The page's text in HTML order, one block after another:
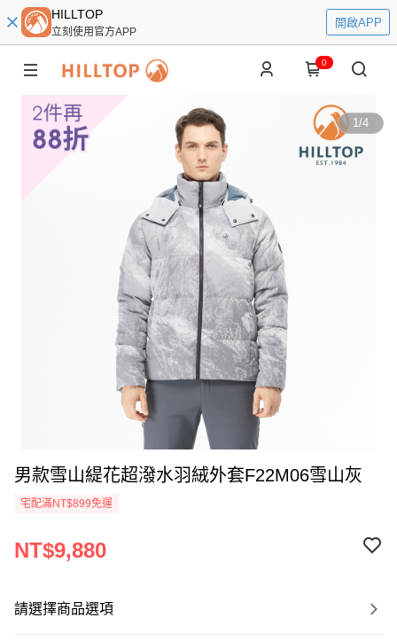
HILLTOP
立刻使用官方APP
開啟APP
0
1/4
男款雪山緹花超潑水羽絨外套F22M06雪山灰
宅配滿NT$899免運
NT$9,880
請選擇商品選項